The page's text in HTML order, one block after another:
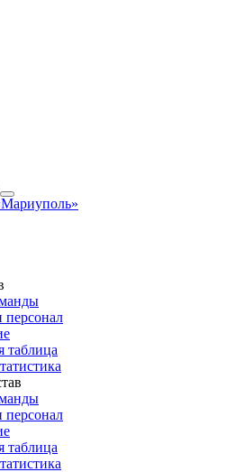
персонал
таблица
персонал
таблица